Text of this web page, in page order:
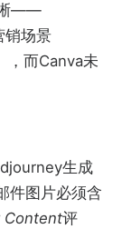
——
销场景
，而Canva未
生成
件图片必须含
Content评